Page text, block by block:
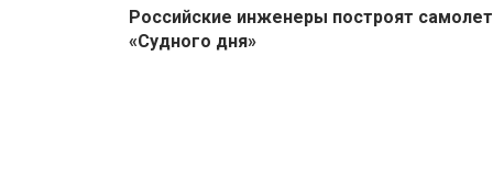
Российские инженеры построят самолет
«Судного дня»